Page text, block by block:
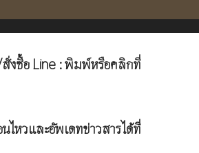
งซื้อ Line : พิมพ์หรือคลิกที่
ไหวและอัพเดทข่าวสารได้ที่